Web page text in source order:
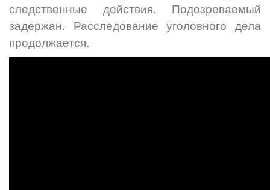
следственные действия. Подозреваемый
задержан. Расследование уголовного дела
продолжается.